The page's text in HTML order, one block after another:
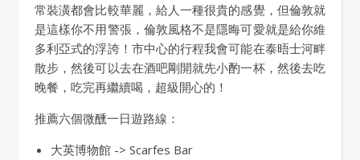
常裝潢都會比較華麗，給人一種很貴的感覺，但倫敦就
是這樣你不用警張，倫敦風格不是隱晦可愛就是給你維
多利亞式的浮誇！市中心的行程我會可能在泰晤士河畔
散步，然後可以去在酒吧剛開就先小酌一杯，然後去吃
晚餐，吃完再繼續喝，超級開心的！
推薦六個微醺一日遊路線：
大英博物館 -> Scarfes Bar